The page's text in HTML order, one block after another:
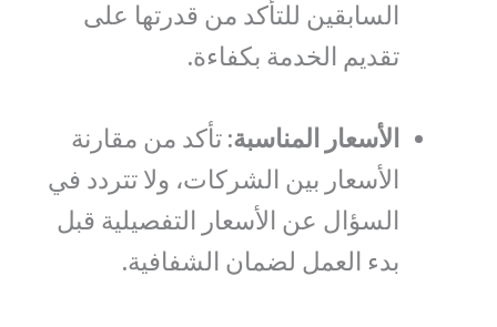
السابقين للتأكد من قدرتها على
تقديم الخدمة بكفاءة.
الأسعار المناسبة: تأكد من مقارنة
الأسعار بين الشركات، ولا تتردد في
السؤال عن الأسعار التفصيلية قبل
بدء العمل لضمان الشفافية.